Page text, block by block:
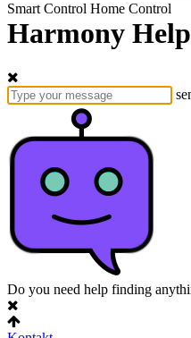
Smart Control Home Control
Harmony
Do you need help finding